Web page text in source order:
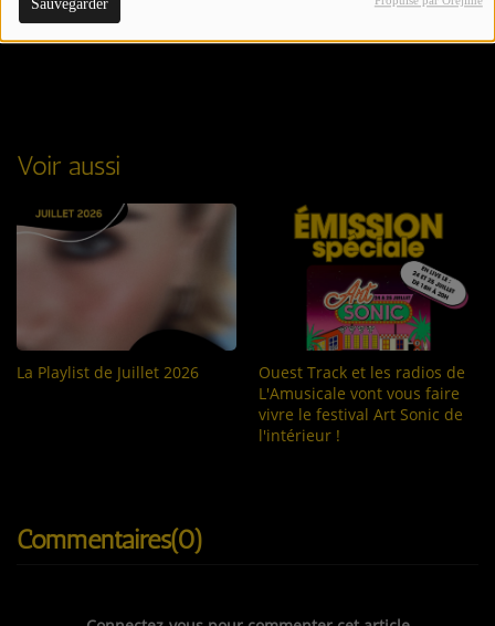
Sauvegarder
Voir aussi
La Playlist de Juillet 2026
Ouest Track et les radios de
L'Amusicale vont vous faire
vivre le festival Art Sonic de
l'intérieur !
Commentaires(0)